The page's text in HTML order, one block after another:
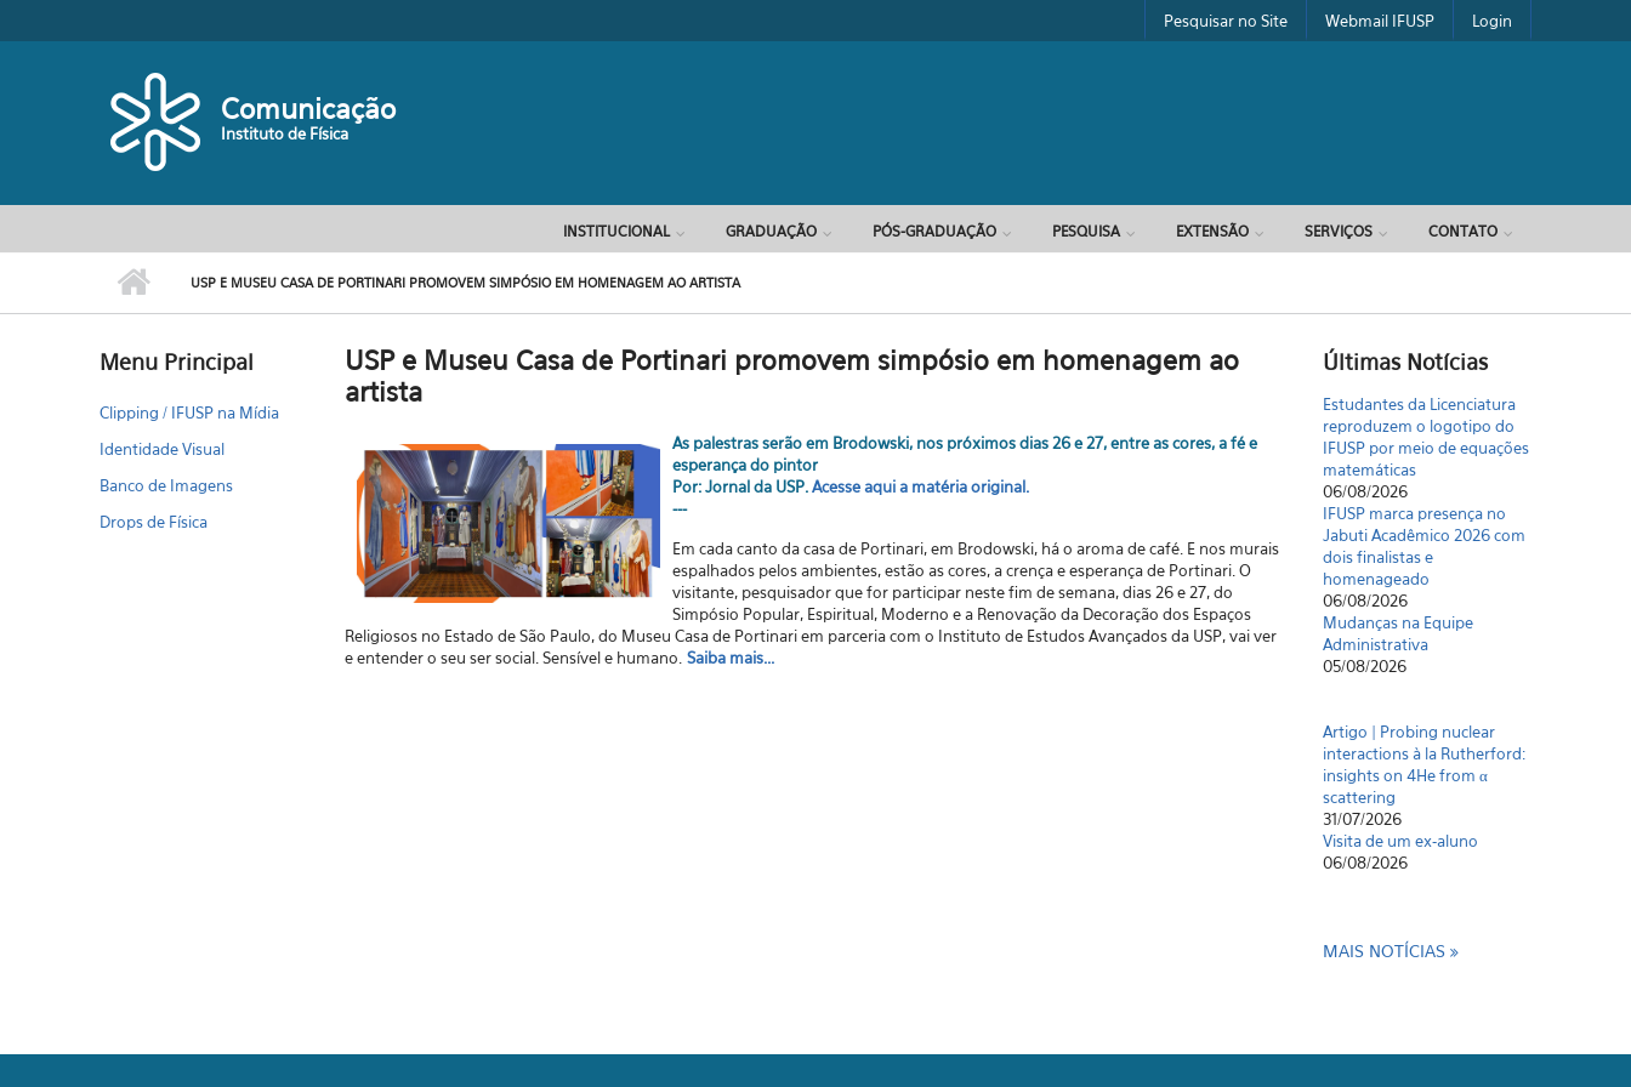
Pesquisar no Site Webmail IFUSP Login
Comunicação
Instituto de Física
INSTITUCIONAL GRADUAÇÃO PÓS-GRADUAÇÃO PESQUISA EXTENSÃO SERVIÇOS CONTATO
USP E MUSEU CASA DE PORTINARI PROMOVEM SIMPÓSIO EM HOMENAGEM AO ARTISTA
Menu Principal
Clipping / IFUSP na Mídia
Identidade Visual
Banco de Imagens
Drops de Física
USP e Museu Casa de Portinari promovem simpósio em homenagem ao
artista
As palestras serão em Brodowski, nos próximos dias 26 e 27, entre as cores, a fé e
esperança do pintor
Por: Jornal da USP.Acesse aqui a matéria original.
---
Em cada canto da casa de Portinari, em Brodowski, há o aroma de café. E nos murais
espalhados pelos ambientes, estão as cores, a crença e esperança de Portinari. O
visitante, pesquisador que for participar neste fim de semana, dias 26 e 27, do
Simpósio Popular, Espiritual, Moderno e a Renovação da Decoração dos Espaços
Religiosos no Estado de São Paulo, do Museu Casa de Portinari em parceria com o Instituto de Estudos Avançados da USP, vai ver
e entender o seu ser social. Sensível e humano. Saiba mais...
Últimas Notícias
Estudantes da Licenciatura
reproduzem o logotipo do
IFUSP por meio de equações
matemáticas
06/08/2026
IFUSP marca presença no
Jabuti Acadêmico 2026 com
dois finalistas e
homenageado
06/08/2026
Mudanças na Equipe
Administrativa
05/08/2026
Artigo | Probing nuclear
interactions à la Rutherford:
insights on 4He from α
scattering
31/07/2026
Visita de um ex-aluno
06/08/2026
MAIS NOTÍCIAS